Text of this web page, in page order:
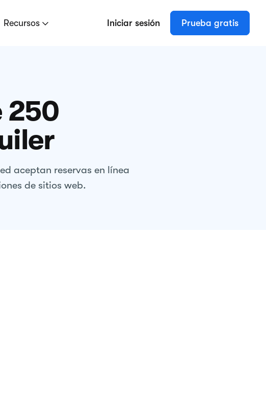
Recursos Iniciar sesión Prueba gratis
250
aceptan reservas en línea
de sitios web.